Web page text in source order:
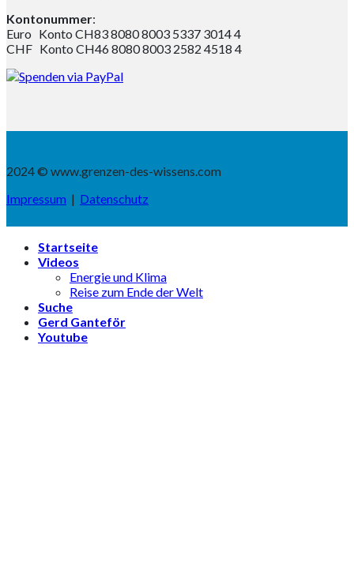
Kontonummer:
Euro Konto CH83 8080 8003 5337 3014 4
CHF Konto CH46 8080 8003 2582 4518 4
2024 © www.grenzen-des-wissens.com
Impressum | Datenschutz
Startseite
Videos
Energie und Klima
Reise zum Ende der Welt
Suche
Gerd Ganteför
Youtube